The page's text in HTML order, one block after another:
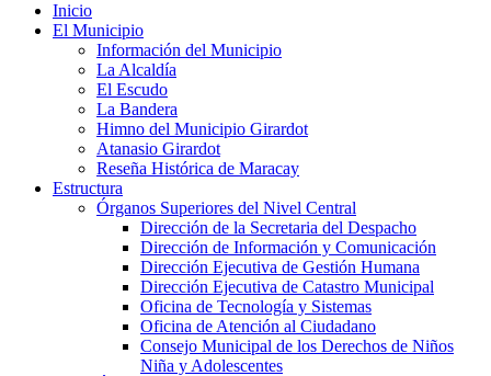
Inicio
El Municipio
Información del Municipio
La Alcaldía
El Escudo
La Bandera
Himno del Municipio Girardot
Atanasio Girardot
Reseña Histórica de Maracay
Estructura
Órganos Superiores del Nivel Central
Dirección de la Secretaria del Despacho
Dirección de Información y Comunicación
Dirección Ejecutiva de Gestión Humana
Dirección Ejecutiva de Catastro Municipal
Oficina de Tecnología y Sistemas
Oficina de Atención al Ciudadano
Consejo Municipal de los Derechos de Niños
Niña y Adolescentes